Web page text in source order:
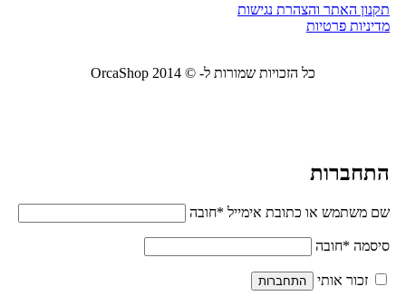
תקנון האתר והצהרת נגישות
מדיניות פרטיות
כל הזכויות שמורות ל- © 2014 OrcaShop
התחברות
שם משתמש או כתובת אימייל *חובה
סיסמה *חובה
זכור אותי התחברות